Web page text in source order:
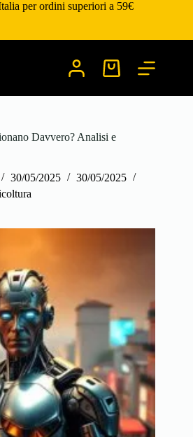
per ordini superiori a 59€
Carrello
Davvero? Analisi e
30/05/2025
30/05/2025